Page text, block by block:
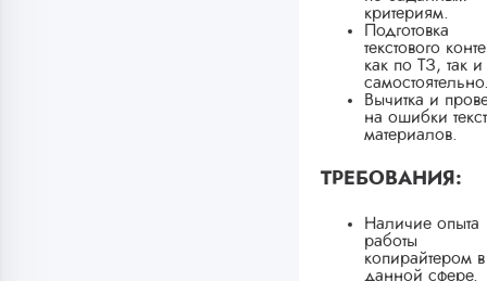
критериям.
Подготовка
текстового
как по ТЗ, так и
Вычитка и
на ошибки
материалов.
ТРЕБОВАНИЯ:
Наличие опыта
работы
копирайтером в
данной сфере.